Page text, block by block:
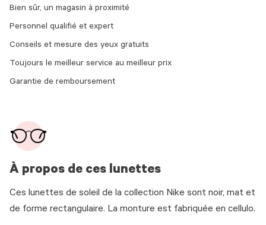
À propos de ces lunettes
Ces lunettes de soleil de la collection Nike sont noir, mat et
de forme rectangulaire. La monture est fabriquée en cellulo.
Bien sûr, un magasin à proximité
Personnel qualifié et expert
Conseils et mesure des yeux gratuits
Toujours le meilleur service au meilleur prix
Garantie de remboursement